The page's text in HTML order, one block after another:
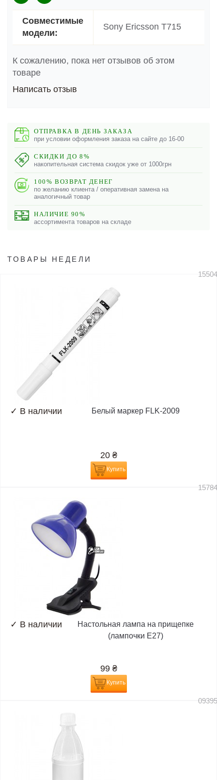
Совместимые
модели:
Sony Ericsson T715
К сожалению, пока нет отзывов об этом
товаре
Написать отзыв
ОТПРАВКА В ДЕНЬ ЗАКАЗА
при условии оформления заказа на сайте до 16-00
СКИДКИ ДО 8%
накопительная система скидок уже от 1000грн
100% ВОЗВРАТ ДЕНЕГ
по желанию клиента / оперативная замена на
аналогичный товар
НАЛИЧИЕ 90%
ассортимента товаров на складе
ТОВАРЫ НЕДЕЛИ
✓ В наличии Белый маркер FLK-2009
20 ₴
Купить
✓ В наличии
Настольная лампа на прищепке
(лампочки E27)
99 ₴
Купить